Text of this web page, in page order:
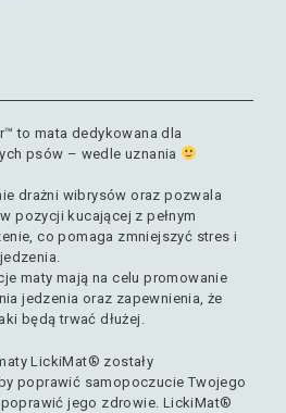
to mata dedykowana dla
psów – wedle uznania
drażni wibrysów oraz pozwala
pozycji kucającej z pełnym
co pomaga zmniejszyć stres i
maty mają na celu promowanie
jedzenia oraz zapewnienia, że
będą trwać dłużej.
LickiMat® zostały
poprawić samopoczucie Twojego
jego zdrowie. LickiMat®